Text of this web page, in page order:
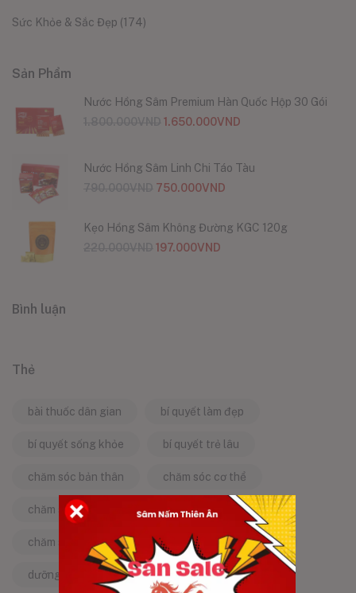
Sức Khỏe & Sắc Đẹp (174)
Sản Phẩm
Nước Hồng Sâm Premium Hàn Quốc Hộp 30 Gói
1.650.000VND
Nước Hồng Sâm Linh Chi Táo Tàu
750.000VND
Kẹo Hồng Sâm Không Đường KGC 120g
197.000VND
Bình luận
Thẻ
bài thuốc dân gian bí quyết làm đẹp
bí quyết sống khỏe bí quyết trẻ lâu
chăm sóc bản thân chăm sóc cơ thể
chăm sóc da chăm sóc sức khỏe
chăm sóc sức khỏe tự nhiên chống lão hóa
dưỡng da tự nhiên dưỡng sinh